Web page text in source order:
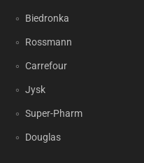
Biedronka
Rossmann
Carrefour
Jysk
Super-Pharm
Douglas